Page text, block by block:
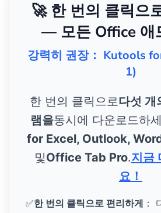
🚀 한 번의 클릭으
— 모든 Office 애
강력히 권장： Kutools
1)
한 번의 클릭으로다섯 개
램을동시에 다운로드하
for Excel, Outlook,
및Office Tab Pro.지금
요！
✅한 번의 클릭으로 편리하게 ：